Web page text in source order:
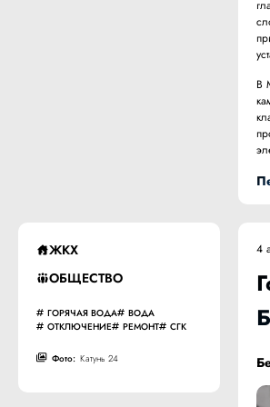
В
ЖКХ
ОБЩЕСТВО
ГОРЯЧАЯ ВОДА
ВОДА
ОТКЛЮЧЕНИЕ
РЕМОНТ СГК
Фото: Катунь 24
4